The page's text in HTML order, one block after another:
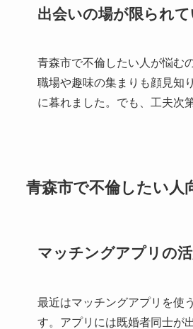
出会いの場が限られ
青森市で不倫したい人が悩む
職場や趣味の集まりも顔見知
に暮れました。でも、工夫次
青森市で不倫したい人
マッチングアプリの
最近はマッチングアプリを使
す。アプリには既婚者同士が